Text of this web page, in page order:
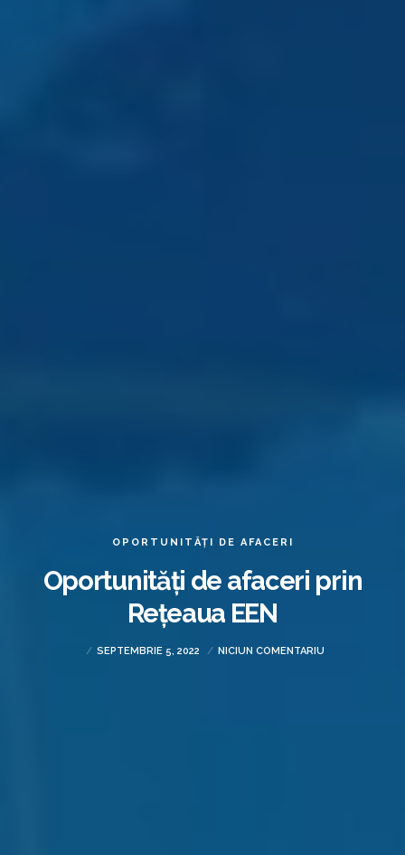
OPORTUNITĂȚI DE AFACERI
Oportunități de afaceri prin
Rețeaua EEN
SEPTEMBRIE 5, 2022 NICIUN COMENTARIU